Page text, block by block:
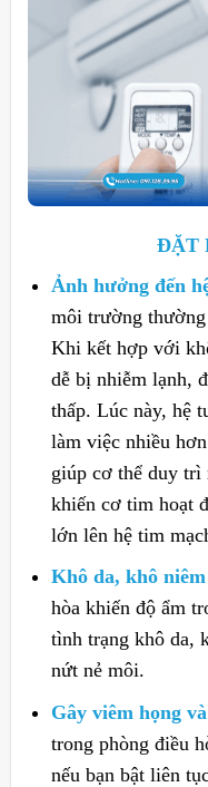
ĐẶT
Ảnh hưởng đến
môi trường
Khi kết hợp với
dễ bị nhiễm lạnh,
thấp. Lúc này, hệ
làm việc nhiều
giúp cơ thể duy trì
khiến cơ tim hoạt
lớn lên hệ tim
Khô da, khô
hòa khiến độ ẩm
tình trạng khô da,
nứt nẻ môi.
Gây viêm họng
trong phòng điều
nếu bạn bật liên